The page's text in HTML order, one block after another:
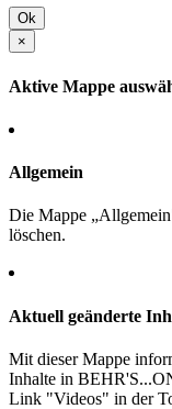
Ok
×
Aktive Mappe
Allgemein
Die Mappe
löschen.
Aktuell geänderte
Mit dieser Mappe
Inhalte in
Link "Videos" in der